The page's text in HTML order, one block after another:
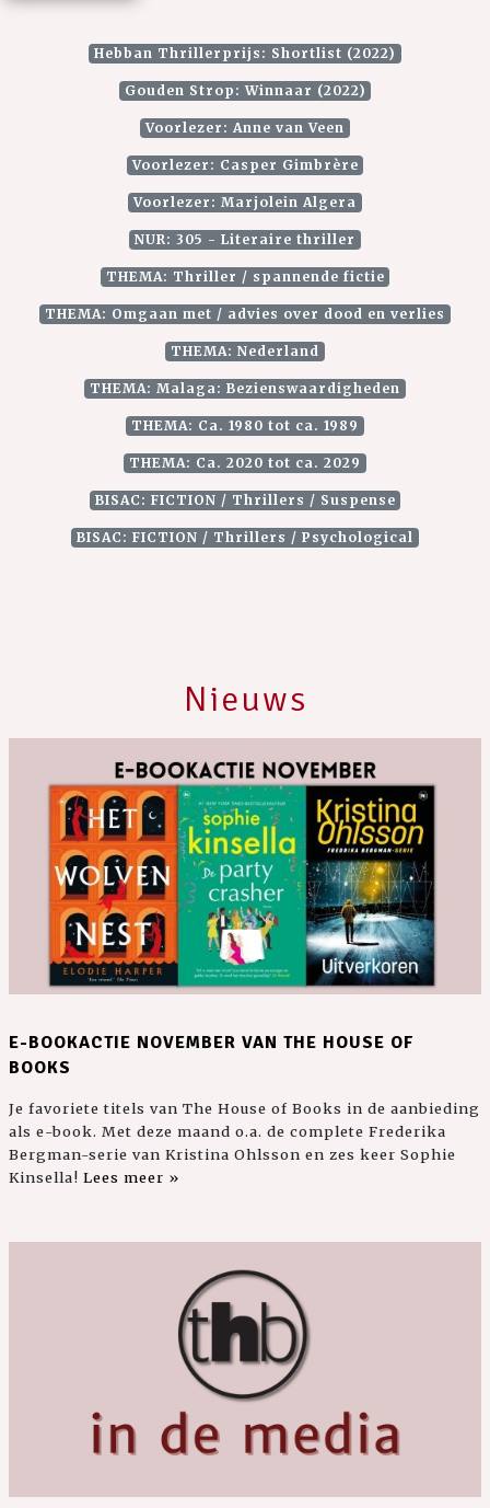
Hebban Thrillerprijs: Shortlist (2022)
Gouden Strop: Winnaar (2022)
Voorlezer: Anne van Veen
Voorlezer: Casper Gimbrère
Voorlezer: Marjolein Algera
NUR: 305 - Literaire thriller
THEMA: Thriller / spannende fictie
THEMA: Omgaan met / advies over dood en verlies
THEMA: Nederland
THEMA: Malaga: Bezienswaardigheden
THEMA: Ca. 1980 tot ca. 1989
THEMA: Ca. 2020 tot ca. 2029
BISAC: FICTION / Thrillers / Suspense
BISAC: FICTION / Thrillers / Psychological
Nieuws
E-BOOKACTIE NOVEMBER VAN THE HOUSE OF
BOOKS
Je favoriete titels van The House of Books in de aanbieding
als e-book. Met deze maand o.a. de complete Frederika
Bergman-serie van Kristina Ohlsson en zes keer Sophie
Kinsella! Lees meer »